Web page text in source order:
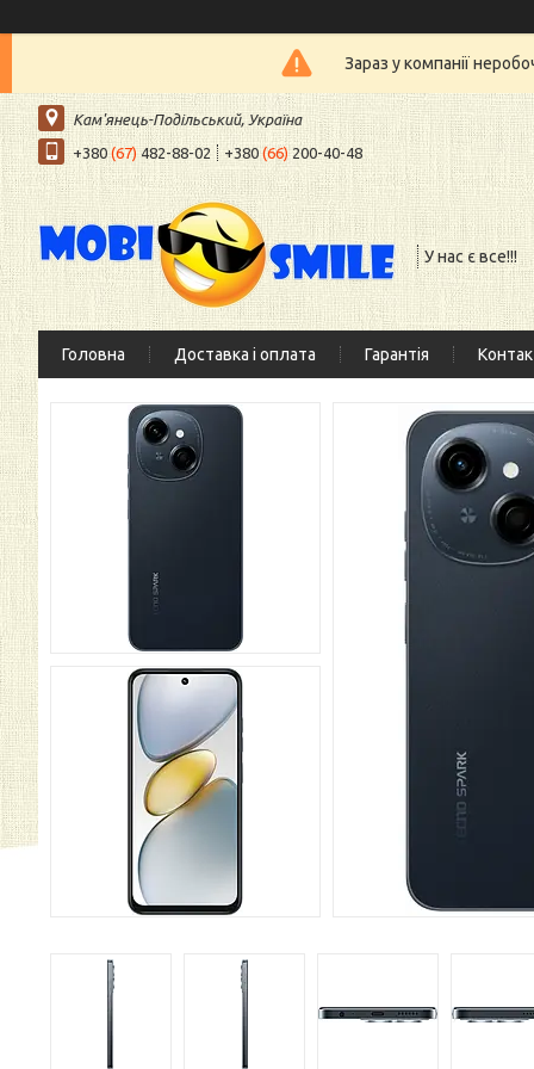
Зараз у компанії
Кам'янець-Подільський, Україна
+380 (67) 482-88-02 +380(66) 200-40-48
У нас є все!!!
Головна Доставка і оплата Гарантія